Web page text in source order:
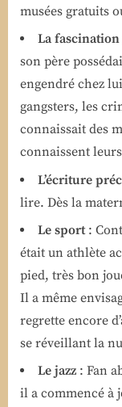
musées gratuits
La
son père
engendré chez
gangsters, les
connaissait des
connaissent
L’écriture
lire. Dès la
Le sport:
était un athlète
pied, très bon
Il a même
regrette encore
se réveillant la
Le jazz : Fan
il a commencé à